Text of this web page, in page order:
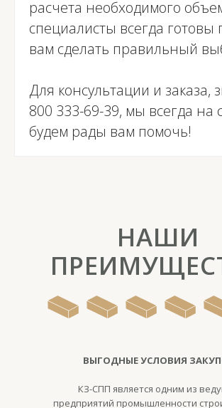
расчета необходимого
специалисты всегда готовы
вам сделать правильный
Для консультации и заказа,
800 333-69-39, мы всегда на
будем рады вам помочь!
ВЫГОДНЫЕ УСЛОВИЯ
КЗ-СПП является одним из
предприятий промышленности
НАШИ